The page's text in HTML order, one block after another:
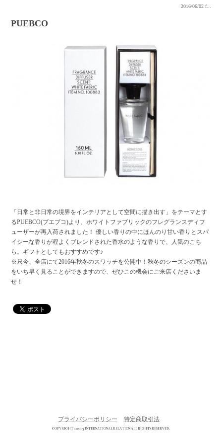
2016/06/02 f...
PUEBCO
「日常と非日常の境界をインテリアとして空間に描き出す」をテーマとす
るPUEBCO(プエブコ)より、ホワイトファブリックのフレグランスディフ
ューザーが再入荷されました！ 優しい香りの中にほんのり甘い香りとスパ
イシーな香りが程よくブレンドされた香水のような香りで、人気のこち
ら。ギフトとしてもおすすめです♪
※只今、全店にて2016年秋冬のスワッチを公開中！秋冬のシーズンの商品
をいち早く見ることができますので、ぜひこの機会にご来店くださいま
せ！
プライバシーポリシー 特定商取引法
COPYRIGHT © 2013 INTERNATIONAL RELATION ALL RIGHTS RESERVED.